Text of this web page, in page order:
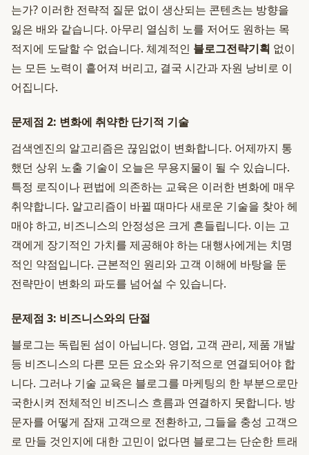
는가? 이러한 전략적 질문 없이 생산되는 콘텐츠는 방향을
잃은 배와 같습니다. 아무리 열심히 노를 저어도 원하는 목
적지에 도달할 수 없습니다. 체계적인 블로그전략기획 없이
는 모든 노력이 흩어져 버리고, 결국 시간과 자원 낭비로 이
어집니다.
문제점 2: 변화에 취약한 단기적 기술
검색엔진의 알고리즘은 끊임없이 변화합니다. 어제까지 통
했던 상위 노출 기술이 오늘은 무용지물이 될 수 있습니다.
특정 로직이나 편법에 의존하는 교육은 이러한 변화에 매우
취약합니다. 알고리즘이 바뀔 때마다 새로운 기술을 찾아 헤
매야 하고, 비즈니스의 안정성은 크게 흔들립니다. 이는 고
객에게 장기적인 가치를 제공해야 하는 대행사에게는 치명
적인 약점입니다. 근본적인 원리와 고객 이해에 바탕을 둔
전략만이 변화의 파도를 넘어설 수 있습니다.
문제점 3: 비즈니스와의 단절
블로그는 독립된 섬이 아닙니다. 영업, 고객 관리, 제품 개발
등 비즈니스의 다른 모든 요소와 유기적으로 연결되어야 합
니다. 그러나 기술 교육은 블로그를 마케팅의 한 부분으로만
국한시켜 전체적인 비즈니스 흐름과 연결하지 못합니다. 방
문자를 어떻게 잠재 고객으로 전환하고, 그들을 충성 고객으
로 만들 것인지에 대한 고민이 없다면 블로그는 단순한 트래